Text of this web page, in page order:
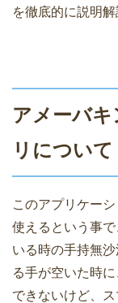
を徹底的に説明解
アメーバ
リについて
このアプリケー
使えるという事
いる時の手持無
る手が空いた時
できないけど、